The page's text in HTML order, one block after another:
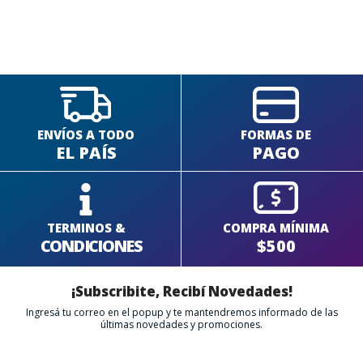
ENVÍOS A TODO
EL PAÍS
FORMAS DE
PAGO
TERMINOS &
CONDICIONES
COMPRA MÍNIMA
$500
¡Subscribite, Recibí Novedades!
Ingresá tu correo en el popup y te mantendremos informado de las
últimas novedades y promociones.